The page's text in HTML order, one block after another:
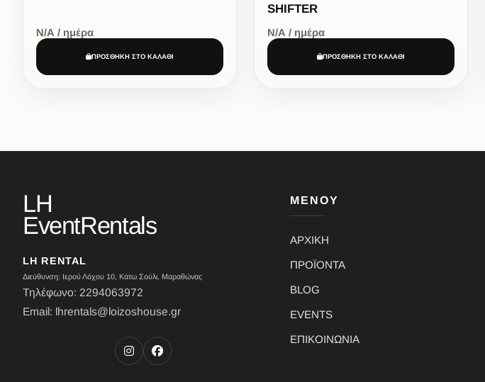
Ν/Α / ημέρα
ΠΡΟΣΘΗΚΗ ΣΤΟ ΚΑΛΑΘΙ
SHIFTER
Ν/Α / ημέρα
ΠΡΟΣΘΗΚΗ ΣΤΟ ΚΑΛΑΘΙ
LH
EventRentals
LH RENTAL
Διεύθυνση: Ιερού Λόχου 10, Κάτω Σούλι, Μαραθώνας
Τηλέφωνο: 2294063972
Email: lhrentals@loizoshouse.gr
ΜΕΝΟΥ
ΑΡΧΙΚΗ
ΠΡΟΪΟΝΤΑ
BLOG
EVENTS
ΕΠΙΚΟΙΝΩΝΙΑ